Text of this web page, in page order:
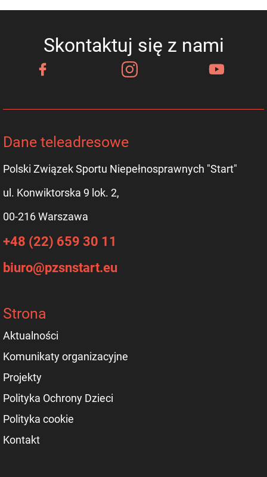
Skontaktuj się z nami
Dane teleadresowe
Polski Związek Sportu Niepełnosprawnych "Start"
ul. Konwiktorska 9 lok. 2,
00-216 Warszawa
+48 (22) 659 30 11
biuro@pzsnstart.eu
Strona
Aktualności
Komunikaty organizacyjne
Projekty
Polityka Ochrony Dzieci
Polityka cookie
Kontakt